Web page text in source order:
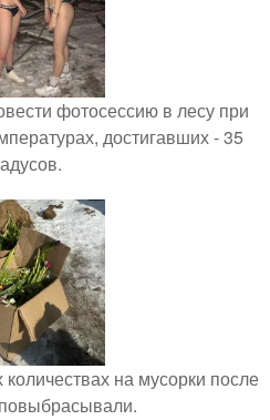
фотосессию в лесу при
достигавших - 35
на мусорки после